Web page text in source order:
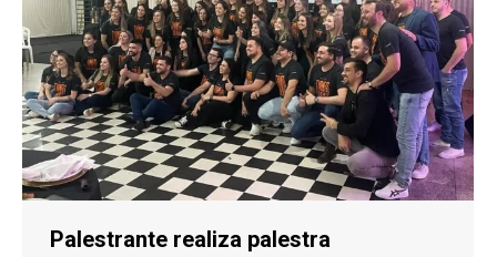
Palestrante realiza palestra